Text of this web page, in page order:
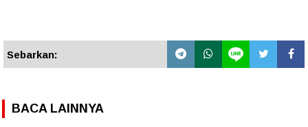
Sebarkan:
BACA LAINNYA